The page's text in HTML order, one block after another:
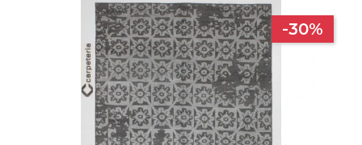
-30%